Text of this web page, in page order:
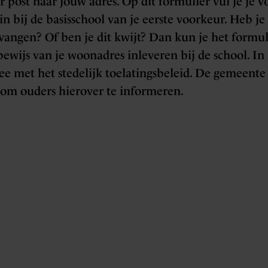
bij de basisschool van je eerste voorkeur. Heb je
Of ben je dit kwijt? Dan kun je het
van je woonadres inleveren bij de school.
met het stedelijk toelatingsbeleid. De
ouders hierover te informeren.